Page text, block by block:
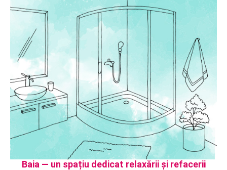
Baia — un spațiu dedicat relaxării și refacerii